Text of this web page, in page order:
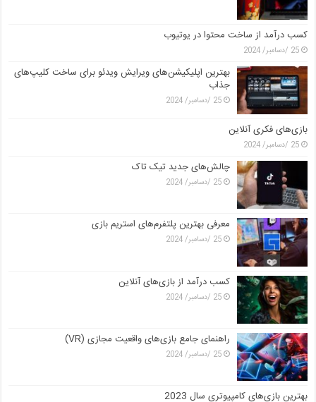
کسب درآمد از ساخت محتوا در یوتیوب
25 /دسامبر/ 2024
بهترین اپلیکیشن‌های ویرایش ویدئو برای ساخت کلیپ‌های
جذاب
25 /دسامبر/ 2024
بازی‌های فکری آنلاین
25 /دسامبر/ 2024
چالش‌های جدید تیک تاک
25 /دسامبر/ 2024
معرفی بهترین پلتفرم‌های استریم بازی
25 /دسامبر/ 2024
کسب درآمد از بازی‌های آنلاین
25 /دسامبر/ 2024
راهنمای جامع بازی‌های واقعیت مجازی (VR)
25 /دسامبر/ 2024
بهترین بازی‌های کامپیوتری سال 2023